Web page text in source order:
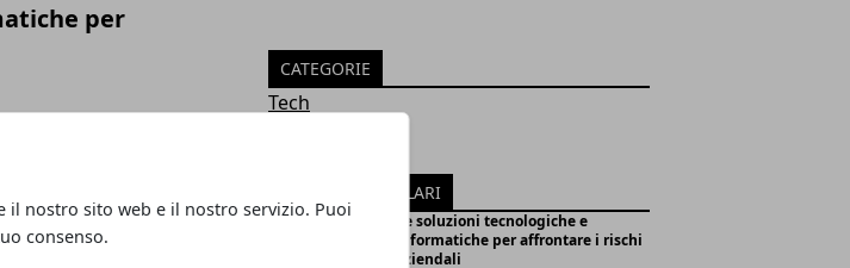
il nostro sito web e il nostro servizio. Puoi
consenso.
per
per cessione del
CATEGORIE
Tech
ARTICOLI POPOLARI
Le soluzioni tecnologiche e
informatiche per affrontare i rischi
aziendali